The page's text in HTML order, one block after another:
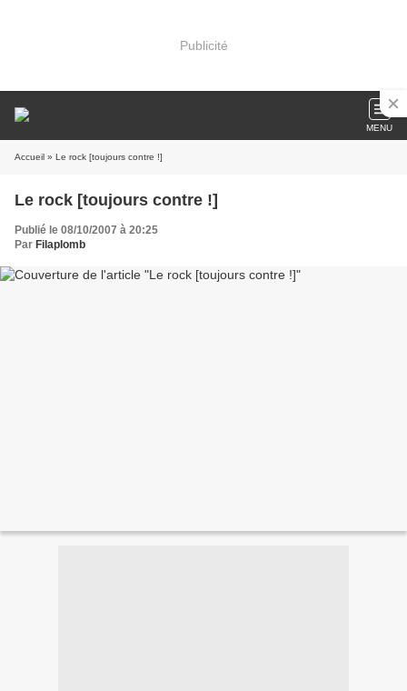
Publicité
MENU
Accueil » Le rock [toujours contre !]
Le rock [toujours contre !]
Publié le 08/10/2007 à 20:25
Par Filaplomb